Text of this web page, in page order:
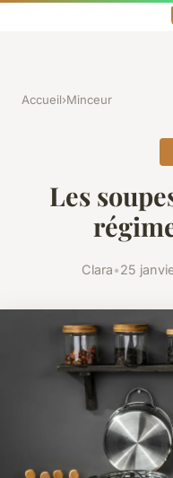
Accueil›Minceur
Les
Clara•25